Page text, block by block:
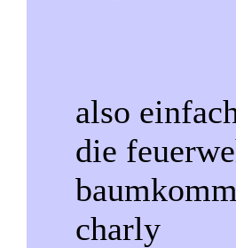
also
die
charly